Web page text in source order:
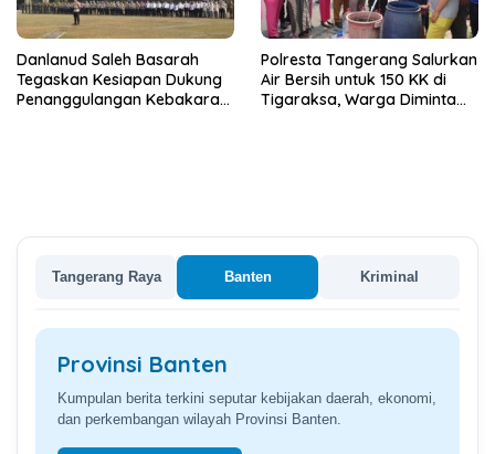
Danlanud Saleh Basarah
Tegaskan Kesiapan Dukung
Penanggulangan Kebakaran
Polresta Tangerang Salurkan
Air Bersih untuk 150 KK di
Tigaraksa, Warga Diminta
Tangerang Raya Banten Kriminal
Provinsi Banten
Kumpulan berita terkini seputar kebijakan daerah, ekonomi,
dan perkembangan wilayah Provinsi Banten.